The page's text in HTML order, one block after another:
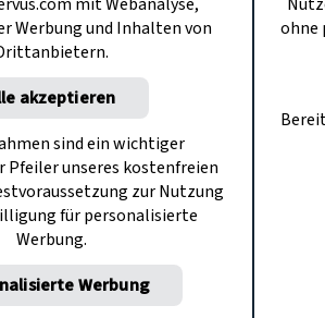
Osterfrühstück
haben wir als
verstecken, getarnt.
Werbung und Inhalten von
akzeptieren
sind ein wichtiger
unseres kostenfreien
zur Nutzung
für personalisierte
Werbung.
Werbung
ohne